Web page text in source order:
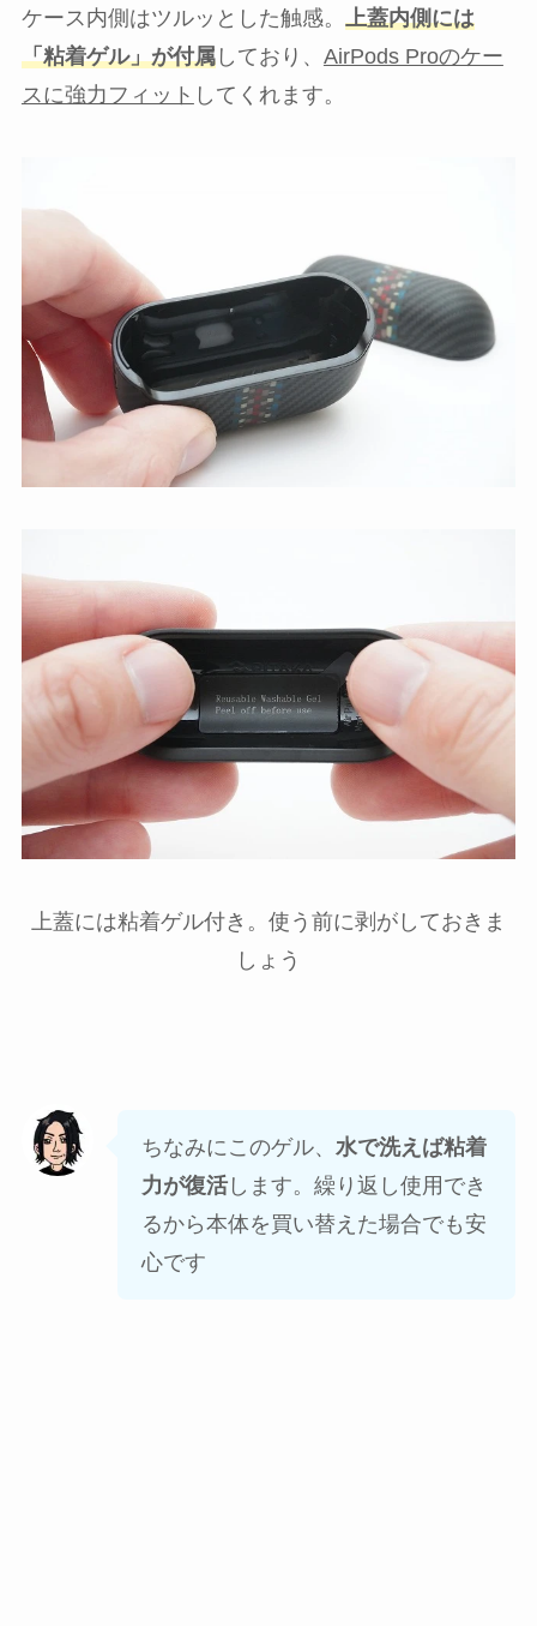
ケース内側はツルッとした触感。 上蓋内側には
「粘着ゲル」が付属しており、 AirPods Proのケー
スに強力フィット してくれます。
上蓋には粘着ゲル付き。使う前に剥がしておきま
しょう
ちなみにこのゲル、 水で洗えば粘着
力が復活します。繰り返し使用でき
るから本体を買い替えた場合でも安
心です